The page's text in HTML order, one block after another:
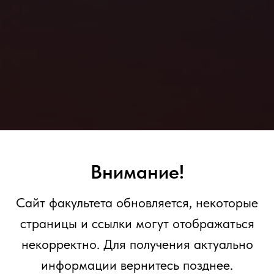
Внимание!
Сайт факультета обновляется, некоторые
страницы и ссылки могут отображаться
некорректно. Для получения актуально
информации вернитесь позднее.
OUR COMPANY
Your Ideas